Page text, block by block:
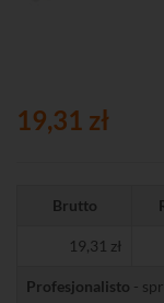
19,31 zł
Brutto
19,31 zł
Profesjonalisto -